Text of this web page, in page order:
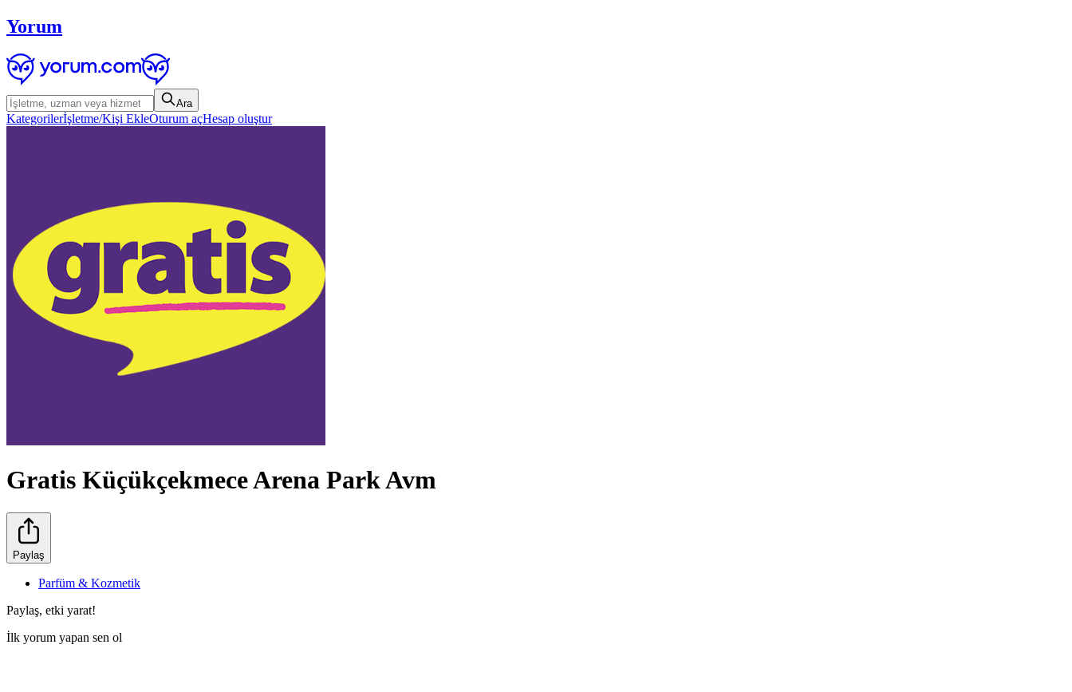
Yorum
Ara
Kategorilerİşletme/Kişi EkleOturum açHesap oluştur
Gratis Küçükçekmece Arena Park Avm
Paylaş
Parfüm & Kozmetik
Paylaş, etki yarat!
İlk yorum yapan sen ol